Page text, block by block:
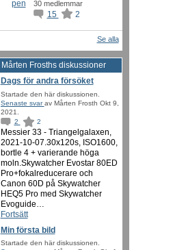
30 medlemmar
15 2
Se alla
Mårten Frosths diskussioner
Dags för andra försöket
Startade den här diskussionen.
Senaste svarav Mårten Frosth Okt 9,
2021.
2
2
Messier 33 - Triangelgalaxen,
2021-10-07.30x120s, ISO1600,
bortle 4 + varierande höga
moln.Skywatcher Evostar 80ED
Pro+fokalreducerare och
Canon 60D på Skywatcher
HEQ5 Pro med Skywatcher
Evoguide…
Fortsätt
Min första bild
Startade den här diskussionen.